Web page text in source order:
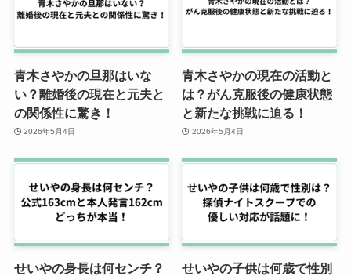
青木さやかの旦那はいな
い？離婚後の現在と元夫と
の関係性に驚き！
2026年5月4日
青木さやかの現在の活動と
は？がん克服後の健康状態
と新たな挑戦に迫る！
2026年5月4日
せいやの身長は何センチ？
せいやの子供は何歳で性別